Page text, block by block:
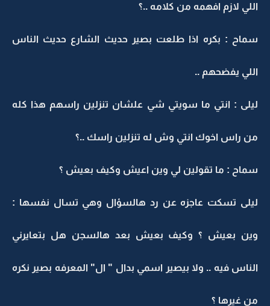
اللي لازم افهمه من كلامه ..؟
سماح : بكره اذا طلعت بصير حديث الشارع حديث الناس
اللي يفضحهم ..
ليلى : انتي ما سويتي شي علشان تنزلين راسهم هذا كله
من راس اخوك انتي وش له تنزلين راسك ..؟
سماح : ما تقولين لي وين اعيش وكيف بعيش ؟
ليلى تسكت عاجزه عن رد هالسؤال وهي تسال نفسها :
وين بعيش ؟ وكيف بعيش بعد هالسجن هل بتعايرني
الناس فيه .. ولا بيصير اسمي بدال " ال" المعرفه بصير نكره
من غيرها ؟